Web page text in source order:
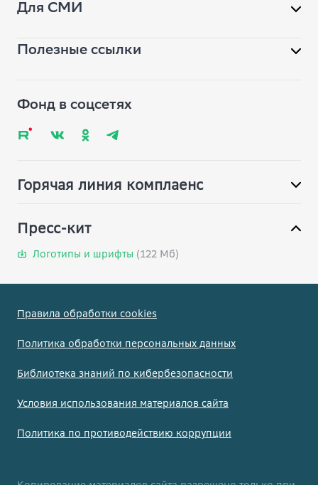
Помощь фонду
Для СМИ
pr@vbudushee.ru
Полезные ссылки
Глоссарий
Фонд в соцсетях
Горячая линия комплаенс
Пресс-кит
Логотипы и шрифты (122 Мб)
Правила обработки cookies
Политика обработки персональных данных
Библиотека знаний по кибербезопасности
Условия использования материалов сайта
Политика по противодействию коррупции